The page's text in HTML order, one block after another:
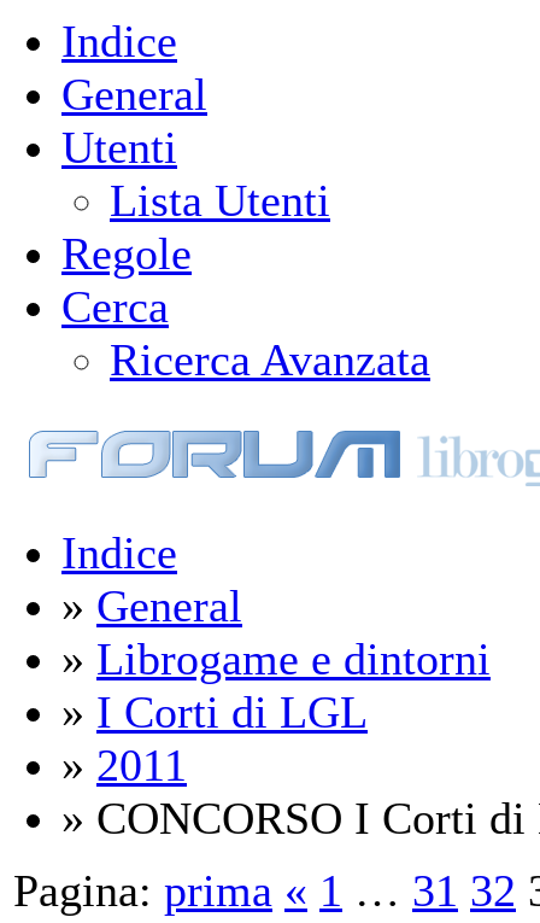
Indice
General
Utenti
Lista Utenti
Regole
Cerca
Ricerca Avanzata
Indice
» General
» Librogame e dintorni
» I Corti di LGL
» 2011
» CONCORSO I Corti
Pagina: prima « 1 … 31 32